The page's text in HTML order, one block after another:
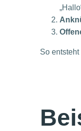
So